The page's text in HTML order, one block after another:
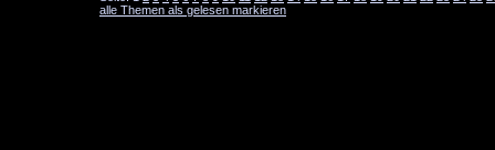
alle Themen als gelesen markieren